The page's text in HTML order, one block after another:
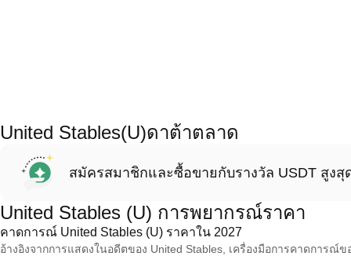
United Stables(U)ดาต้าตลาด
สมัครสมาชิกและซื้อขายกับรางวัล USDT สูงสุ
United Stables (U) การพยากรณ์ราคา
คาดการณ์ United Stables (U) ราคาใน 2027
อ้างอิงจากการแสดงในอดีตของ United Stables, เครื่องมือการคาดการณ์